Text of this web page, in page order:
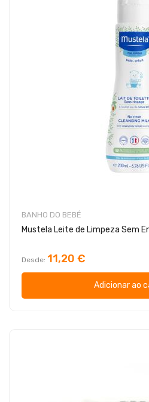
BANHO DO BEBÉ
Mustela Leite de Limpeza Sem
Desde 11,20 €
Adicionar ao